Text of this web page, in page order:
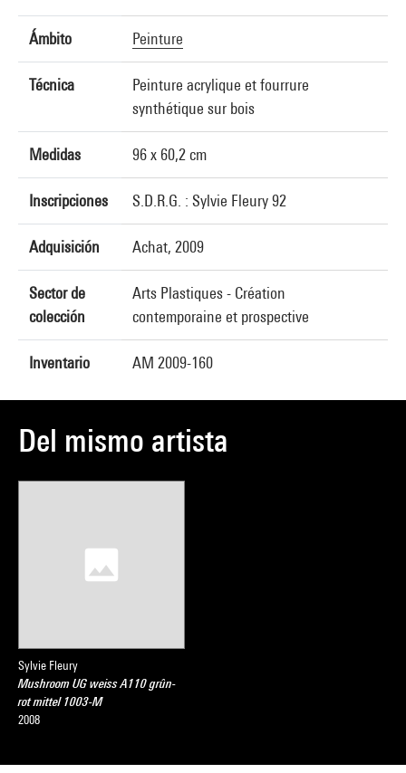
Ámbito Peinture
Técnica
Peinture acrylique et fourrure
synthétique sur bois
Medidas 96 x 60,2 cm
Inscripciones S.D.R.G. : Sylvie Fleury 92
Adquisición Achat, 2009
Sector de
colección
Arts Plastiques - Création
contemporaine et prospective
Inventario AM 2009-160
Del mismo artista
Sylvie Fleury
Mushroom UG weiss A110 grûn-
rot mittel 1003-M
2008